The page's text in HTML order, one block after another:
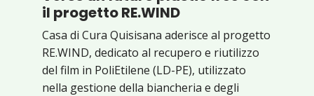
il progetto RE.WIND
Casa di Cura Quisisana aderisce al progetto
RE.WIND, dedicato al recupero e riutilizzo
del film in PoliEtilene (LD-PE), utilizzato
nella gestione della biancheria e degli